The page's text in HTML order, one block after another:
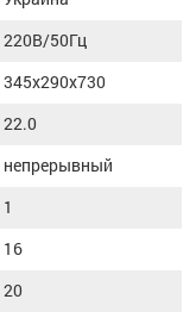
220В/50Гц
345х290х730
22.0
непрерывный
1
16
20